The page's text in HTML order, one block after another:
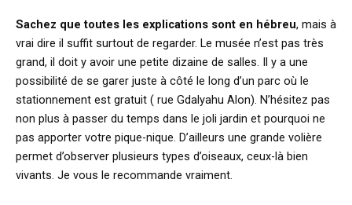
Sachez que toutes les explications sont en hébreu, mais à
vrai dire il suffit surtout de regarder. Le musée n’est pas très
grand, il doit y avoir une petite dizaine de salles. Il y a une
possibilité de se garer juste à côté le long d’un parc où le
stationnement est gratuit ( rue Gdalyahu Alon). N’hésitez pas
non plus à passer du temps dans le joli jardin et pourquoi ne
pas apporter votre pique-nique. D’ailleurs une grande volière
permet d’observer plusieurs types d’oiseaux, ceux-là bien
vivants. Je vous le recommande vraiment.